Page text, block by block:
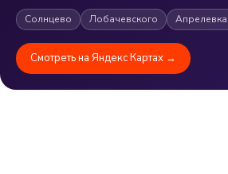
Солнцево Лобачевского Апрелевка
Смотреть на Яндекс Картах →